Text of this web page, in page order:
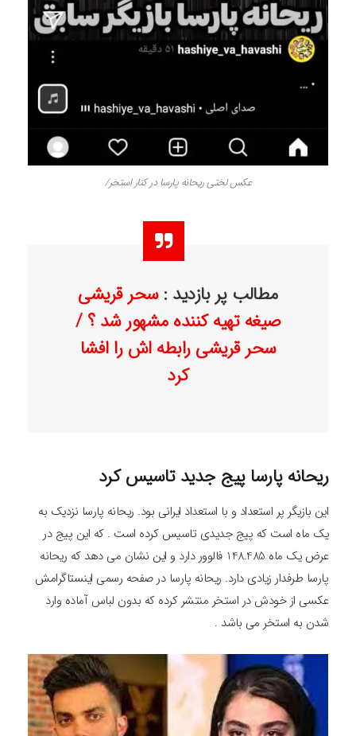
عکس لختی ریحانه پارسا در کنار استخر/
مطالب پر بازدید :سحر قریشی
صیغه تهیه کننده مشهور شد ؟ /
سحر قریشی رابطه اش را افشا
کرد
ریحانه پارسا پیج جدید تاسیس کرد
این بازیگر پر استعداد و با استعداد ایرانی بود. ریحانه پارسا نزدیک به
یک ماه است که پیج جدیدی تاسیس کرده است . که این پیج در
عرض یک ماه 148.485 فالوور دارد و این نشان می دهد که ریحانه
پارسا طرفدار زیادی دارد. ریحانه پارسا در صفحه رسمی اینستاگرامش
عکسی از خودش در استخر منتشر کرده که بدون لباس آماده وارد
شدن به استخر می باشد .